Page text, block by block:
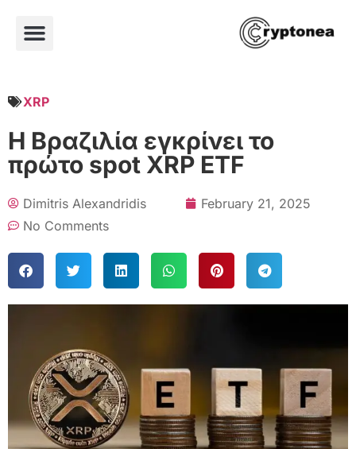
XRP
Η Βραζιλία εγκρίνει το
πρώτο spot XRP ETF
Dimitris Alexandridis
February 21, 2025
No Comments